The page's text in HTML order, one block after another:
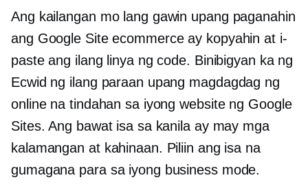
Ang kailangan mo lang gawin upang paganahin
ang Google Site ecommerce ay kopyahin at i-
paste ang ilang linya ng code. Binibigyan ka ng
Ecwid ng ilang paraan upang magdagdag ng
online na tindahan sa iyong website ng Google
Sites. Ang bawat isa sa kanila ay may mga
kalamangan at kahinaan. Piliin ang isa na
gumagana para sa iyong business mode.